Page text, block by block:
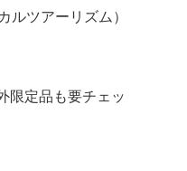
ルツアーリズム）
限定品も要チェッ